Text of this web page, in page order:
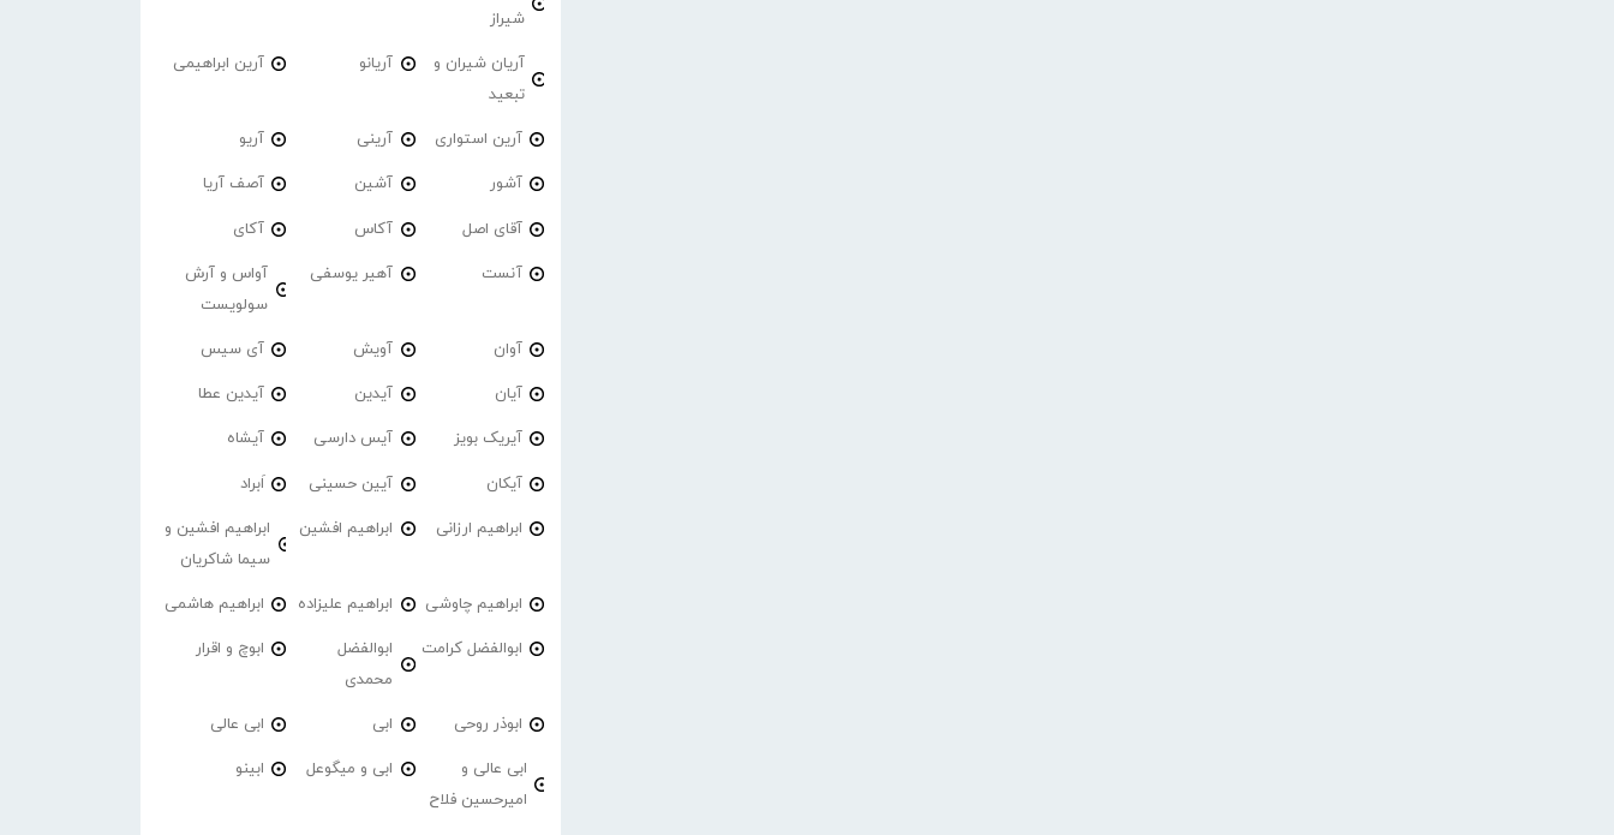
شیراز
آریان شیران و
تبعید
آریانو آرین ابراهیمی
آرین استواری آرینی آریو
آشور آشین آصف آریا
آقای اصل آکاس آکای
آنست آهیر یوسفی
آواس و آرش
سولویست
آوان آویش آی سیس
آیان آیدین آیدین عطا
آیریک بویز آیس دارسی آیشاه
آیکان آیین حسینی اَبراد
ابراهیم ارزانی ابراهیم افشین
ابراهیم افشین و
سیما شاکریان
ابراهیم چاوشی ابراهیم علیزاده ابراهیم هاشمی
ابوالفضل کرامت
ابوالفضل
محمدی
ابوچ و اقرار
ابوذر روحی ابی ابی عالی
ابی عالی و
امیرحسین فلاح
ابی و میگوعل ابینو